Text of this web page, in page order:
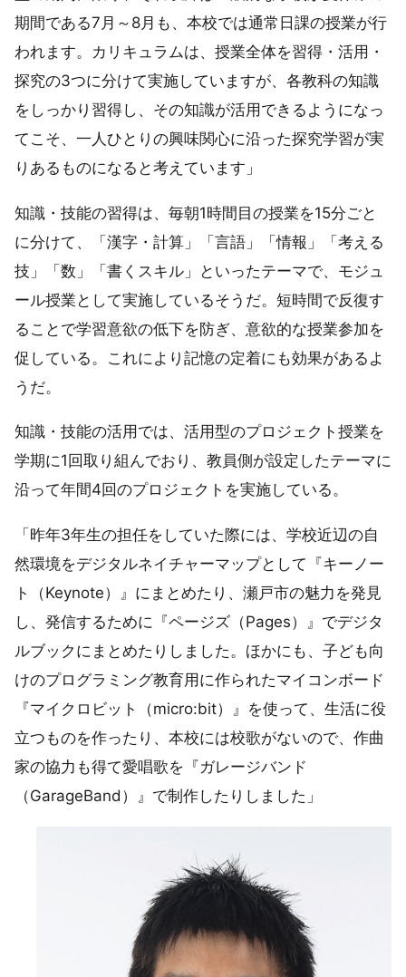
期間である7月～8月も、本校では通常日課の授業が行
われます。カリキュラムは、授業全体を習得・活用・
探究の3つに分けて実施していますが、各教科の知識
をしっかり習得し、その知識が活用できるようになっ
てこそ、一人ひとりの興味関心に沿った探究学習が実
りあるものになると考えています」
知識・技能の習得は、毎朝1時間目の授業を15分ごと
に分けて、「漢字・計算」「言語」「情報」「考える
技」「数」「書くスキル」といったテーマで、モジュ
ール授業として実施しているそうだ。短時間で反復す
ることで学習意欲の低下を防ぎ、意欲的な授業参加を
促している。これにより記憶の定着にも効果があるよ
うだ。
知識・技能の活用では、活用型のプロジェクト授業を
学期に1回取り組んでおり、教員側が設定したテーマに
沿って年間4回のプロジェクトを実施している。
「昨年3年生の担任をしていた際には、学校近辺の自
然環境をデジタルネイチャーマップとして『キーノー
ト（Keynote）』にまとめたり、瀬戸市の魅力を発見
し、発信するために『ページズ（Pages）』でデジタ
ルブックにまとめたりしました。ほかにも、子ども向
けのプログラミング教育用に作られたマイコンボード
『マイクロビット（micro:bit）』を使って、生活に役
立つものを作ったり、本校には校歌がないので、作曲
家の協力も得て愛唱歌を『ガレージバンド
（GarageBand）』で制作したりしました」